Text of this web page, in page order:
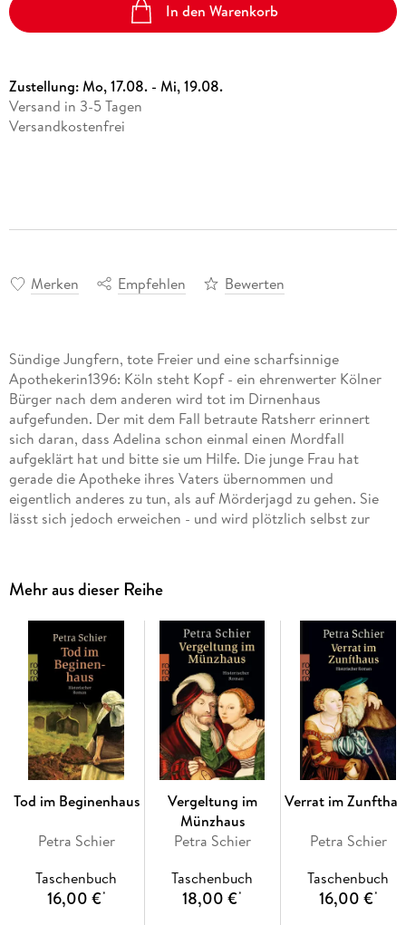
In den Warenkorb
Zustellung:Mo, 17.08. - Mi, 19.08.
Versand in 3-5 Tagen
Versandkostenfrei
Merken Empfehlen Bewerten
Sündige Jungfern, tote Freier und eine scharfsinnige
Apothekerin1396: Köln steht Kopf - ein ehrenwerter Kölner
Bürger nach dem anderen wird tot im Dirnenhaus
aufgefunden. Der mit dem Fall betraute Ratsherr erinnert
sich daran, dass Adelina schon einmal einen Mordfall
aufgeklärt hat und bitte sie um Hilfe. Die junge Frau hat
gerade die Apotheke ihres Vaters übernommen und
eigentlich anderes zu tun, als auf Mörderjagd zu gehen. Sie
lässt sich jedoch erweichen - und wird plötzlich selbst zur
Mehr aus dieser Reihe
Tod im Beginenhaus
Petra Schier
Taschenbuch
16,00 €*
Vergeltung im
Münzhaus
Petra Schier
Taschenbuch
18,00 €*
Verrat im
Petra Schier
Taschenbuch
16,00 €*